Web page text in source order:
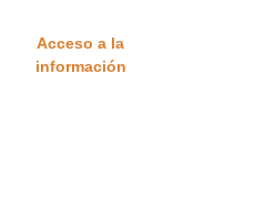
Acceso a la
información